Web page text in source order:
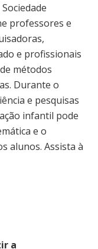
professores e
e profissionais
métodos
Durante o
e pesquisas
infantil pode
e o
alunos. Assista à
a